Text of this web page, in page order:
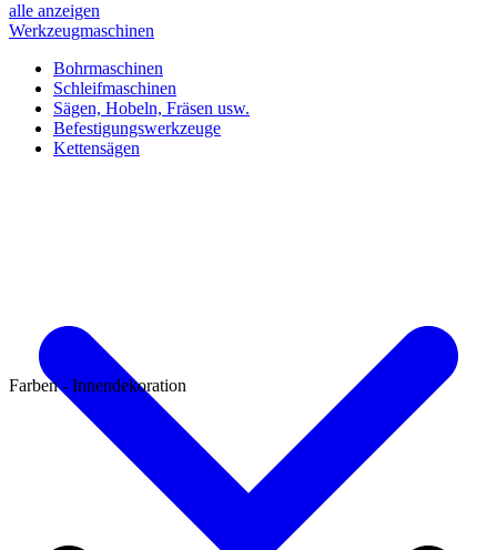
alle anzeigen
Werkzeugmaschinen
Bohrmaschinen
Schleifmaschinen
Sägen, Hobeln, Fräsen usw.
Befestigungswerkzeuge
Kettensägen
Farben - Innendekoration